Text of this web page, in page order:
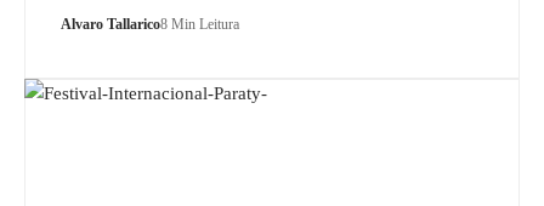
Alvaro Tallarico8 Min Leitura